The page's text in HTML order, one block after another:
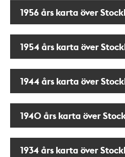
1956 års karta över
1954 års karta över
1944 års karta över
1940 års karta över
1934 års karta över